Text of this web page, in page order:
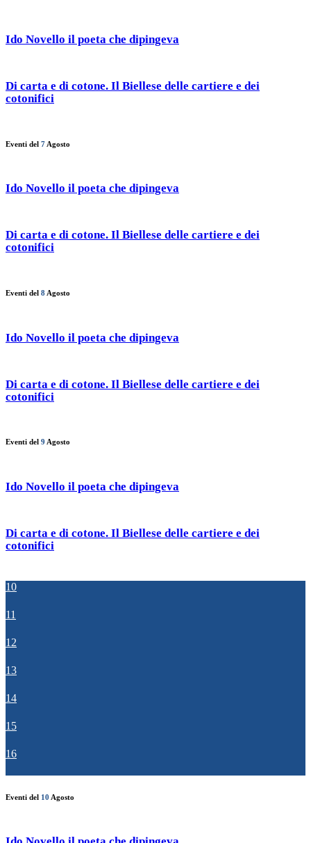
Ido Novello il poeta che dipingeva
Di carta e di cotone. Il Biellese delle cartiere e dei
cotonifici
Eventi del 7 Agosto
Ido Novello il poeta che dipingeva
Di carta e di cotone. Il Biellese delle cartiere e dei
cotonifici
Eventi del 8 Agosto
Ido Novello il poeta che dipingeva
Di carta e di cotone. Il Biellese delle cartiere e dei
cotonifici
Eventi del 9 Agosto
Ido Novello il poeta che dipingeva
Di carta e di cotone. Il Biellese delle cartiere e dei
cotonifici
10
11
12
13
14
15
16
Eventi del 10 Agosto